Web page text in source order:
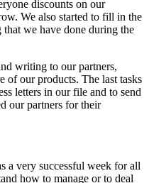
discounts on our
We also started to fill in the
we have done during the
writing to our partners,
of our products. The last tasks
letters in our file and to send
our partners for their
a very successful week for all
how to manage or to deal